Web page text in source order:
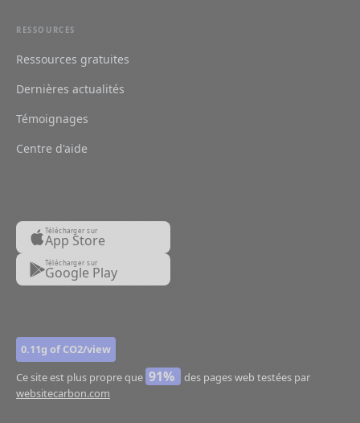
RESSOURCES
Ressources gratuites
Dernières actualités
Témoignages
Centre d'aide
Télécharger sur
App Store
Télécharger sur
Google Play
0.11g of CO2/view
Ce site est plus propre que 91%
des pages web testées par
websitecarbon.com